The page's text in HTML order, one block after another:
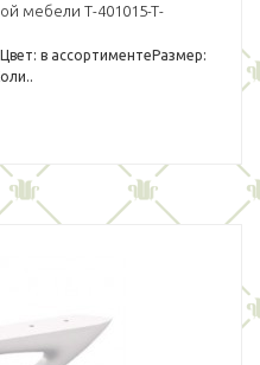
мебели T-401015-T-
в ассортиментеРазмер: